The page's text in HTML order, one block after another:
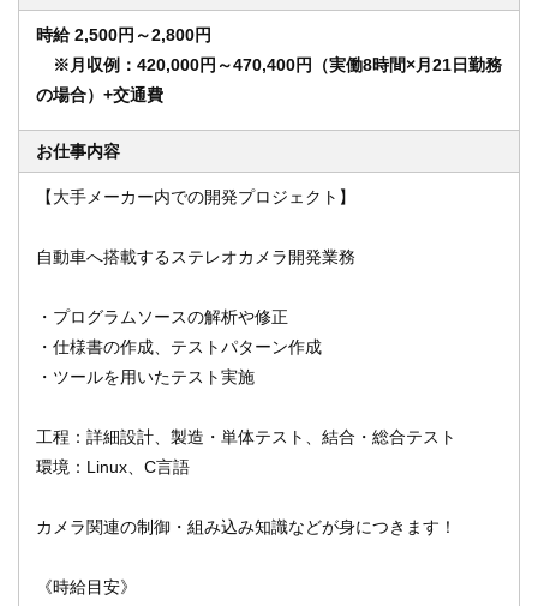
企業の方へ
CMSについて
閉じる
時給 2,500円～2,800円
※月収例：420,000円～470,400円（実働8時間×月21日勤務
の場合）+交通費
お仕事内容
【大手メーカー内での開発プロジェクト】
自動車へ搭載するステレオカメラ開発業務
・プログラムソースの解析や修正
・仕様書の作成、テストパターン作成
・ツールを用いたテスト実施
工程：詳細設計、製造・単体テスト、結合・総合テスト
環境：Linux、C言語
カメラ関連の制御・組み込み知識などが身につきます！
《時給目安》